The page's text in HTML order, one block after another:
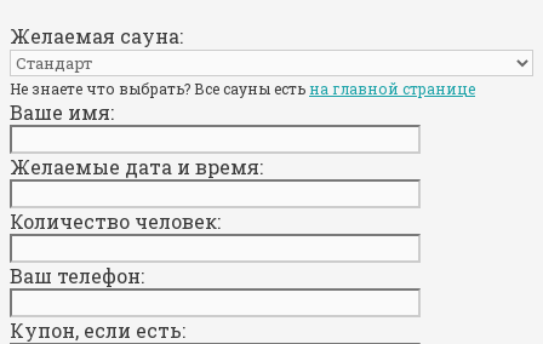
Желаемая сауна:
Не знаете что выбрать? Все сауны естьна главной странице
Ваше имя:
Желаемые дата и время:
Количество человек:
Ваш телефон:
Купон, если есть: